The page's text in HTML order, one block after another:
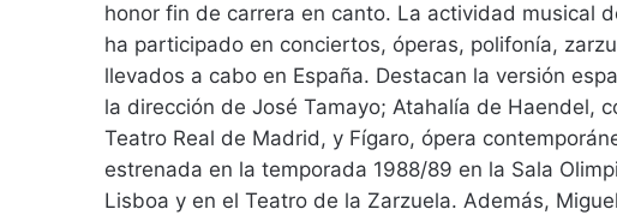
honor fin de carrera en canto. La actividad musical
ha participado en conciertos, óperas, polifonía,
llevados a cabo en España. Destacan la versión
la dirección de José Tamayo; Atahalía de Haendel,
Teatro Real de Madrid, y Fígaro, ópera
estrenada en la temporada 1988/89 en la Sala
Lisboa y en el Teatro de la Zarzuela. Además,